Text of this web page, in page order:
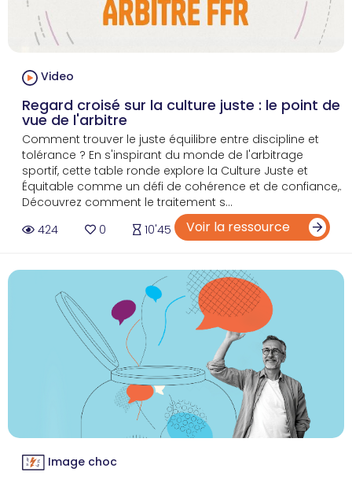
Video
Regard croisé sur la culture juste : le point de
vue de l'arbitre
Comment trouver le juste équilibre entre discipline et
tolérance ? En s'inspirant du monde de l'arbitrage
sportif, cette table ronde explore la Culture Juste et
Équitable comme un défi de cohérence et de confiance,.
Découvrez comment le traitement s...
424
0 10'45 Voir la ressource
Image choc